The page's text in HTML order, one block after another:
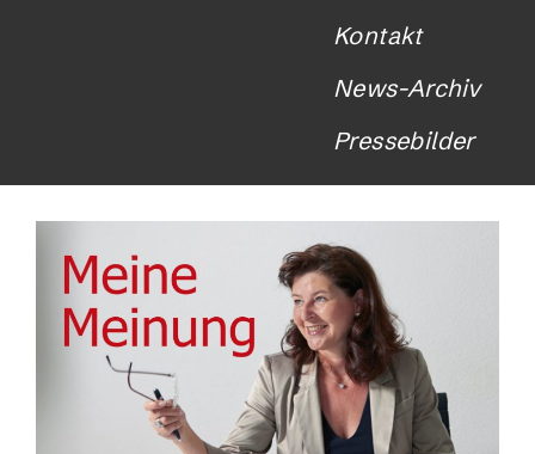
Kontakt
News-Archiv
Pressebilder